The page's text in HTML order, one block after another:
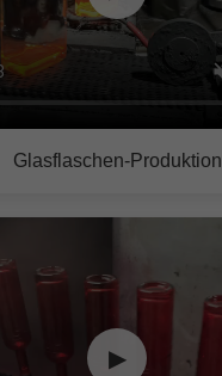
Glasflaschen-Produktion
▶